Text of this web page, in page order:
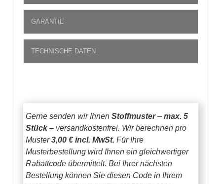
GARANTIE
TECHNISCHE DATEN
Gerne senden wir Ihnen Stoffmuster– max. 5
Stück– versandkostenfrei. Wir berechnen pro
Muster3,00 € incl. MwSt. Für Ihre
Musterbestellung wird Ihnen ein gleichwertiger
Rabattcode übermittelt. Bei Ihrer nächsten
Bestellung können Sie diesen Code in Ihrem